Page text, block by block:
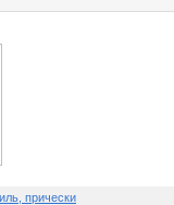
прически